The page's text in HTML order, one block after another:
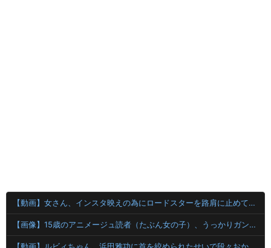
【動画】女さん、インスタ映えの為にロードスターを路肩に止めて記念撮影していたら後続車に突っ込まれて咽び泣くwwwwwwwwwwwwwww
【画像】15歳のアニメージュ読者（たぶん女の子）、うっかりガンダム富野に質問してしまい無事に『反米』思想を叩き込まれる…